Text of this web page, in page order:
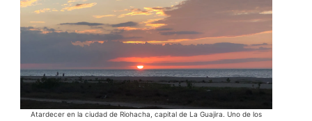
Atardecer en la ciudad de Riohacha, capital de La Guajira. Uno de los